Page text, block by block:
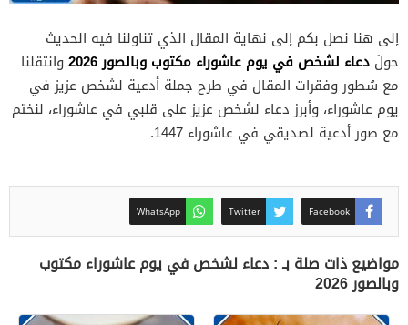
إلى هنا نصل بكم إلى نهاية المقال الذي تناولنا فيه الحديث
حولَ دعاء لشخص في يوم عاشوراء مكتوب وبالصور 2026
وانتقلنا
مع سُطور وفقرات المقال في طرح جملة أدعية لشخص عزيز في
يوم عاشوراء، وأبرز دعاء لشخص عزيز على قلبي في عاشوراء، لنختم
مع صور أدعية لصديقي في عاشوراء 1447.
Facebook
Twitter
WhatsApp
مواضيع ذات صلة بـ : دعاء لشخص في يوم عاشوراء مكتوب
وبالصور 2026